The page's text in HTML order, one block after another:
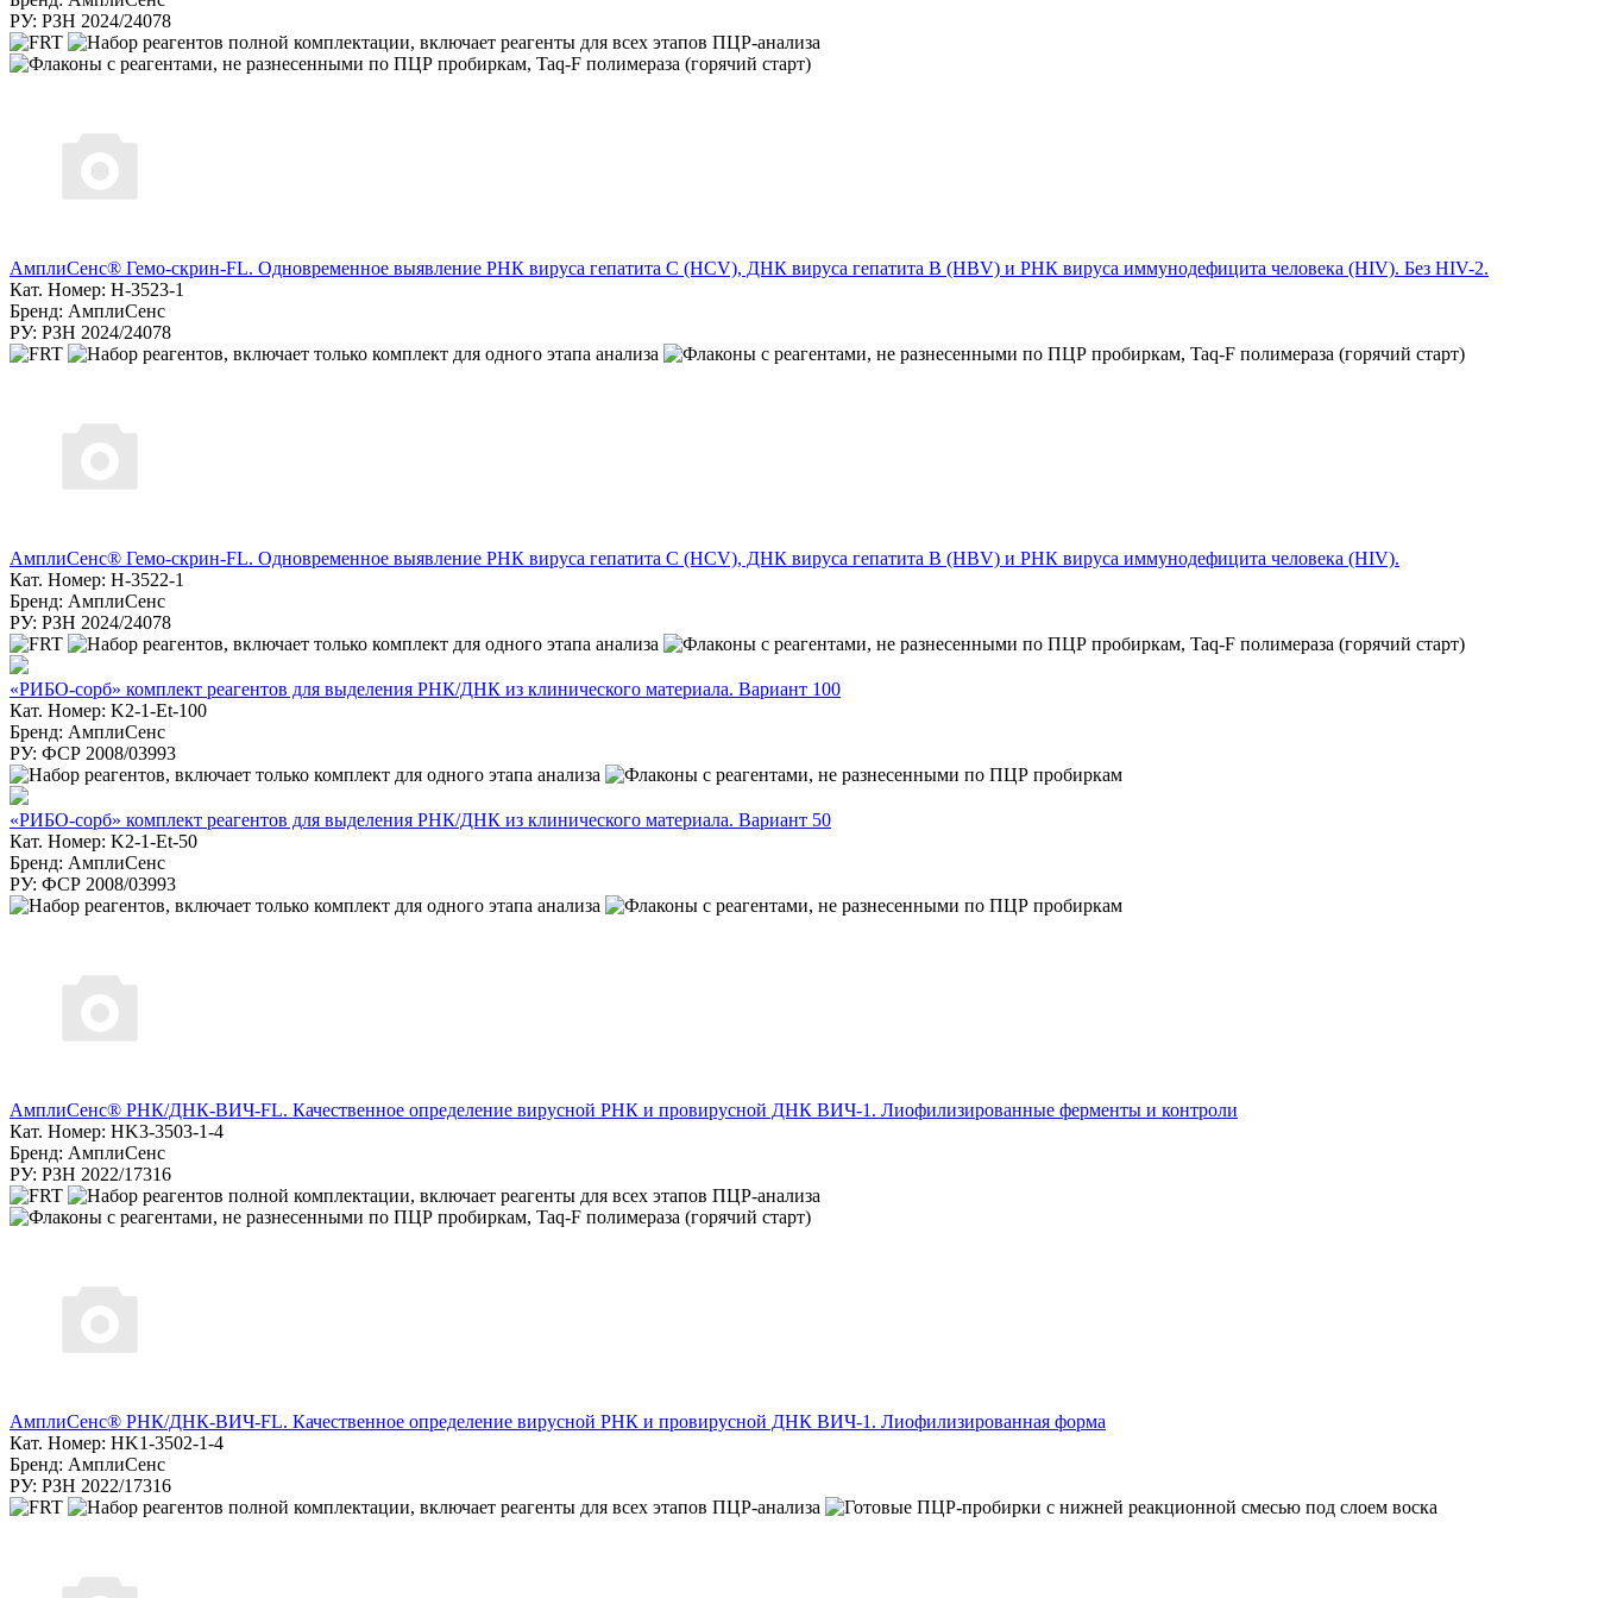
РУ: РЗН 2024/24078
АмплиСенс® Гемо-скрин-FL. Одновременное выявление РНК вируса гепатита С (HCV), ДНК вируса гепатита B (HBV) и РНК вируса иммунодефицита человека (HIV). Без HIV-2.
Кат. Номер: H-3523-1
Бренд: АмплиСенс
РУ: РЗН 2024/24078
АмплиСенс® Гемо-скрин-FL. Одновременное выявление РНК вируса гепатита С (HCV), ДНК вируса гепатита B (HBV) и РНК вируса иммунодефицита человека (HIV).
Кат. Номер: H-3522-1
Бренд: АмплиСенс
РУ: РЗН 2024/24078
«РИБО-сорб» комплект реагентов для выделения РНК/ДНК из клинического материала. Вариант 100
Кат. Номер: K2-1-Et-100
Бренд: АмплиСенс
РУ: ФСР 2008/03993
«РИБО-сорб» комплект реагентов для выделения РНК/ДНК из клинического материала. Вариант 50
Кат. Номер: K2-1-Et-50
Бренд: АмплиСенс
РУ: ФСР 2008/03993
АмплиСенс® РНК/ДНК-ВИЧ-FL. Качественное определение вирусной РНК и провирусной ДНК ВИЧ-1. Лиофилизированные ферменты и контроли
Кат. Номер: HK3-3503-1-4
Бренд: АмплиСенс
РУ: РЗН 2022/17316
АмплиСенс® РНК/ДНК-ВИЧ-FL. Качественное определение вирусной РНК и провирусной ДНК ВИЧ-1. Лиофилизированная форма
Кат. Номер: HK1-3502-1-4
Бренд: АмплиСенс
РУ: РЗН 2022/17316